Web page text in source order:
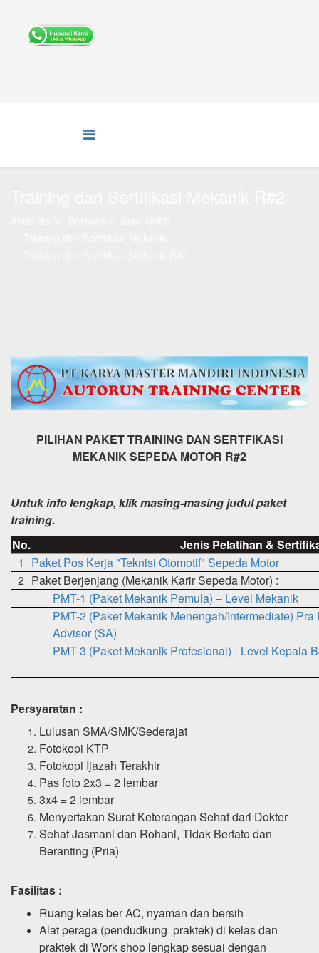
PILIHAN PAKET TRAINING DAN SERTFIKASI
MEKANIK SEPEDA MOTOR R#2
Untuk info lengkap, klik masing-masing judul paket
training.
No.
Jenis Pelatihan &
1
Paket Pos Kerja "Teknisi Otomotif" Sepeda Motor
2 Paket Berjenjang (Mekanik Karir Sepeda Motor) :
PMT-1 (Paket Mekanik Pemula) – Level Mekanik
PMT-2 (Paket Mekanik Menengah/Intermediate)
Advisor (SA)
PMT-3 (Paket Mekanik Profesional) - Level Kepala
Persyaratan :
Lulusan SMA/SMK/Sederajat
Fotokopi KTP
Fotokopi Ijazah Terakhir
Pas foto 2x3 = 2 lembar
3x4 = 2 lembar
Menyertakan Surat Keterangan Sehat dari Dokter
Sehat Jasmani dan Rohani, Tidak Bertato dan
Beranting (Pria)
Fasilitas :
Ruang kelas ber AC, nyaman dan bersih
Alat peraga (pendudkung praktek) di kelas dan
praktek di Work shop lengkap sesuai dengan